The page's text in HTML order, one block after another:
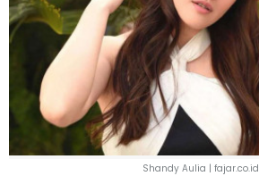
Shandy Aulia | fajar.co.id